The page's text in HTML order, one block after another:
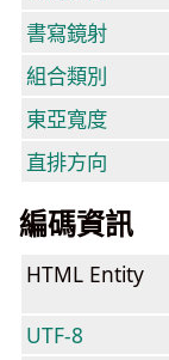
書寫鏡射
組合類別
東亞寬度
直排方向
編碼資訊
HTML Entity
UTF-8